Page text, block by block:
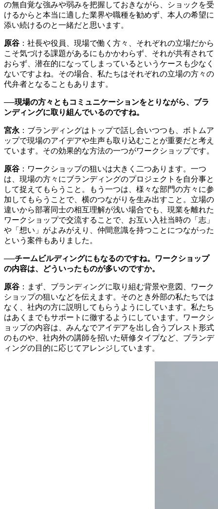
の無自覚な強みや弱みを把握しておきながら、ショックを受
けるからと本当に適した業界や職種を勧めず、本人の希望に
添い続けるのと一緒だと思います。
原谷 ：社長や役員、現場で働く方々、それぞれの立場だから
こそ気づける課題があるにもかかわらず、それが共有されて
おらず、潜在的になってしまっているというケースも少なく
ないですよね。その場合、私たちはそれぞれの立場の方々の
代弁者となることもあります。
──現場の方々ともコミュニケーションをとりながら、ブラ
ンディングに取り組んでいるのですね。
宮永 ：ブランディングはトップで話し合いつつも、ボトムア
ップで現場のアイデアや生声も取り込むことが重要だと考え
ています。その効果的な方法の一つがワークショップです。
原谷 ：ワークショップの狙いは大きく二つあります。一つ
は、現場の方々にブランディングのプロジェクトを自分事と
して捉えてもらうこと。もう一つは、様々な部門の方々に参
加してもらうことで、横のつながりを生み出すこと。立場の
違いから部署同士の相互理解が浅い場合でも、現業を離れた
ワークショップで交流することで、お互い入社当時の「志」
や「想い」がよみがえり、仲間意識を持つことにつながった
という案件もありました。
──チームビルディングにもなるのですね。ワークショップ
の内容は、どういったものが多いのですか。
原谷 ：まず、ブランディングに取り組む背景や意図、ワーク
ショップの狙いなどを伝えます。そのとき外部の私たちでは
なく、社内の方に説明してもらうようにしています。私たち
はあくまでもサポートに徹するようにしています。ワークシ
ョップの内容は、みんなでアイデアを出し合うブレスト形式
のものや、社内外の講師を招いた研修タイプなど、ブランデ
ィングの目的に応じてアレンジしています。